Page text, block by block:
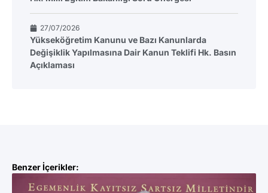
27/07/2026
Yükseköğretim Kanunu ve Bazı Kanunlarda
Değişiklik Yapılmasına Dair Kanun Teklifi Hk. Basın
Açıklaması
Benzer İçerikler: